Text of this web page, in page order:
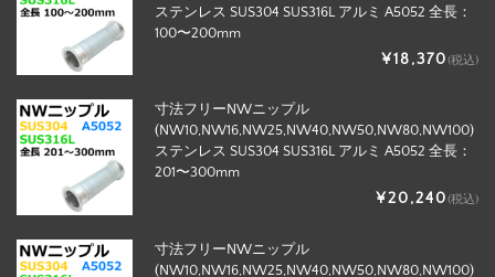
ステンレス SUS304 SUS316L アルミ A5052 全長：
100〜200mm
¥18,370(税込)
寸法フリーNWニップル
(NW10,NW16,NW25,NW40,NW50,NW80,NW100)
ステンレス SUS304 SUS316L アルミ A5052 全長：
201〜300mm
¥20,240(税込)
寸法フリーNWニップル
(NW10,NW16,NW25,NW40,NW50,NW80,NW100)